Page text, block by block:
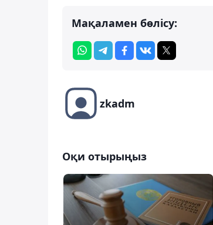
Мақаламен бөлісу:
zkadm
Оқи отырыңыз